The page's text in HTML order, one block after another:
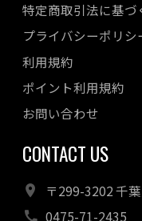
特定商取引法に基づ
プライバシーポリシ
利用規約
ポイント利用規約
お問い合わせ
CONTACT US
〒299-3202 千
0475-71-2435